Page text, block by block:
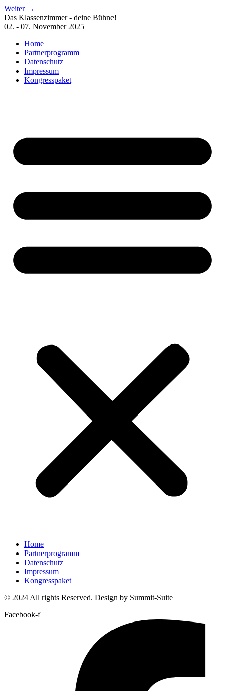
Zum
Inhalt
wechseln
Weiter →
Das Klassenzimmer - deine Bühne!
02. - 07. November 2025
Home
Partnerprogramm
Datenschutz
Impressum
Kongresspaket
Home
Partnerprogramm
Datenschutz
Impressum
Kongresspaket
© 2024 All rights Reserved. Design by Summit-Suite
Facebook-f